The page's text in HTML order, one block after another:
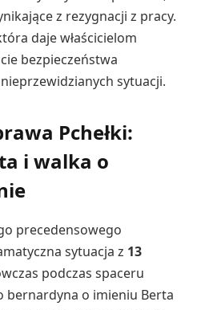
z rezygnacji z pracy.
daje właścicielom
bezpieczeństwa
sytuacji.
Pchełki:
i walka o
precedensowego
sytuacja z 13
podczas spaceru
bernardyna o imieniu Berta